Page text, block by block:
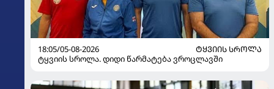
18:05/05-08-2026
ᲢᲧᲕᲘᲘᲡ ᲡᲠᲝᲚᲐ
ტყვიის სროლა. დიდი წარმატება ვროცლავში